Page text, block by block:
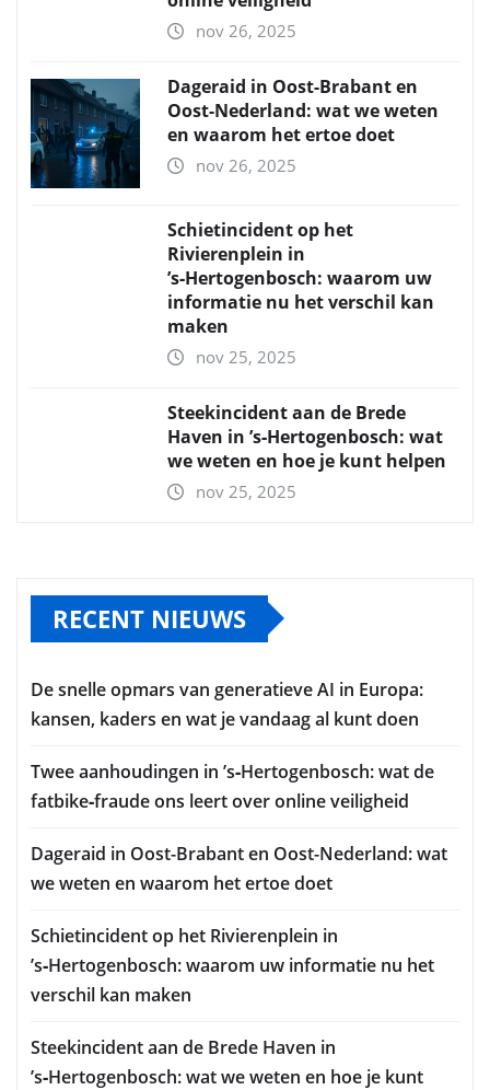
nov 26, 2025
Dageraid in Oost-Brabant en
Oost-Nederland: wat we weten
en waarom het ertoe doet
nov 26, 2025
Schietincident op het
Rivierenplein in
’s‑Hertogenbosch: waarom uw
informatie nu het verschil kan
maken
nov 25, 2025
Steekincident aan de Brede
Haven in ’s‑Hertogenbosch: wat
we weten en hoe je kunt helpen
nov 25, 2025
RECENT NIEUWS
De snelle opmars van generatieve AI in Europa:
kansen, kaders en wat je vandaag al kunt doen
Twee aanhoudingen in ’s‑Hertogenbosch: wat de
fatbike‑fraude ons leert over online veiligheid
Dageraid in Oost-Brabant en Oost-Nederland: wat
we weten en waarom het ertoe doet
Schietincident op het Rivierenplein in
’s‑Hertogenbosch: waarom uw informatie nu het
verschil kan maken
Steekincident aan de Brede Haven in
’s‑Hertogenbosch: wat we weten en hoe je kunt